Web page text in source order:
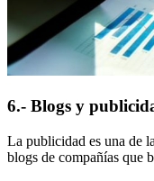
6.- Blogs y
La publicidad es una de
blogs de compañías que